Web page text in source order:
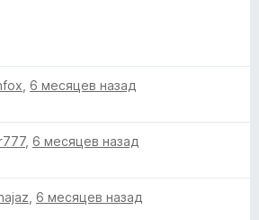
6 месяцев назад
, 6 месяцев назад
6 месяцев назад